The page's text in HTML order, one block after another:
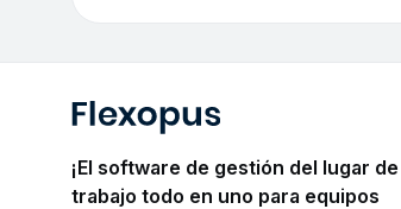
¡El software de gestión del lugar de
trabajo todo en uno para equipos